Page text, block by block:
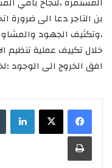
بن التاجر دعا الى ضرورة
،وتكثيف الجهود
خلال تكييف عملية تنظيم
افق الخروج الى الوجود
لينكدإن
طباعة